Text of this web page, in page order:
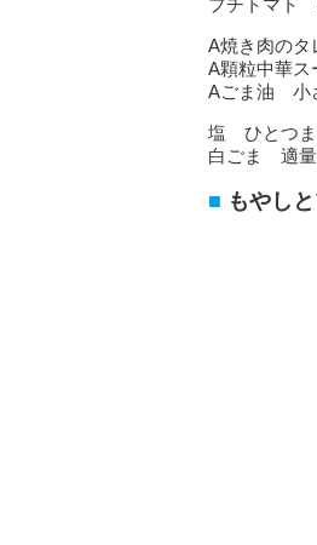
プチトマト
A焼き肉の
A顆粒中華ス
Aごま油 小
塩 ひとつ
白ごま 適量
もやし